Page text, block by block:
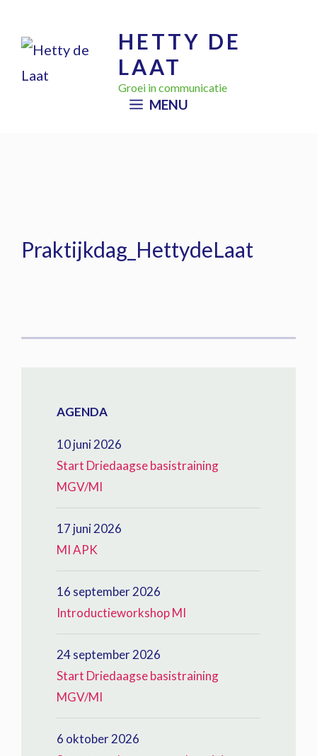
naar
HETTY DE
LAAT
Groei in communicatie
MENU
Praktijkdag_HettydeLaat
AGENDA
10 juni 2026
Start Driedaagse basistraining
MGV/MI
17 juni 2026
MI APK
16 september 2026
Introductieworkshop MI
24 september 2026
Start Driedaagse basistraining
MGV/MI
6 oktober 2026